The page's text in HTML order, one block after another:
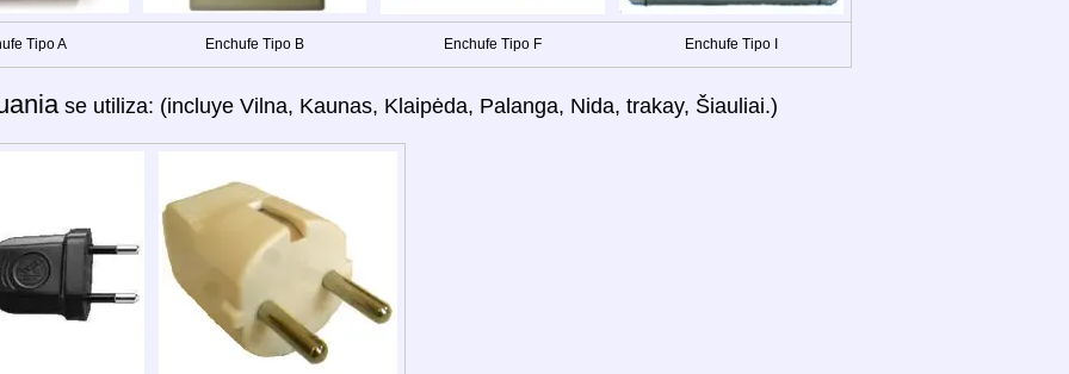
Tipo A Enchufe Tipo B Enchufe Tipo F Enchufe Tipo I
se utiliza: (incluye Vilna, Kaunas, Klaipėda, Palanga, Nida, trakay, Šiauliai.)